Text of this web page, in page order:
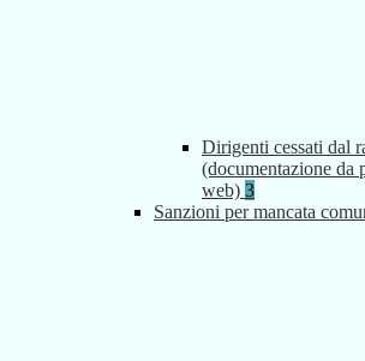
Dirigenti cessati dal
(documentazione da
web) 3
Sanzioni per mancata